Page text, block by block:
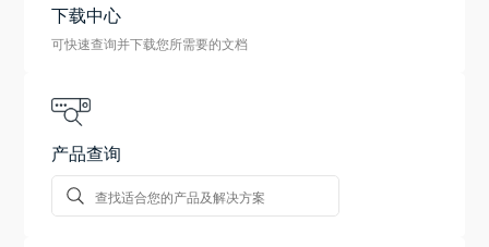
下载中心
可快速查询并下载您所需要的文档
产品查询